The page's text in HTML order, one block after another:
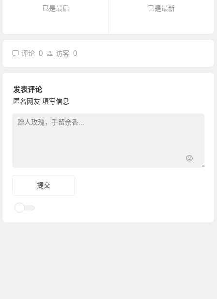
已是最后 已是最新
评论0 访客0
发表评论
匿名网友 填写信息